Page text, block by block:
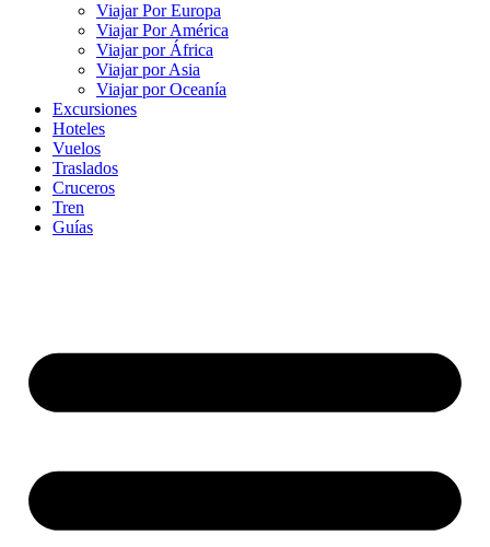
Viajar Por Europa
Viajar Por América
Viajar por África
Viajar por Asia
Viajar por Oceanía
Excursiones
Hoteles
Vuelos
Traslados
Cruceros
Tren
Guías